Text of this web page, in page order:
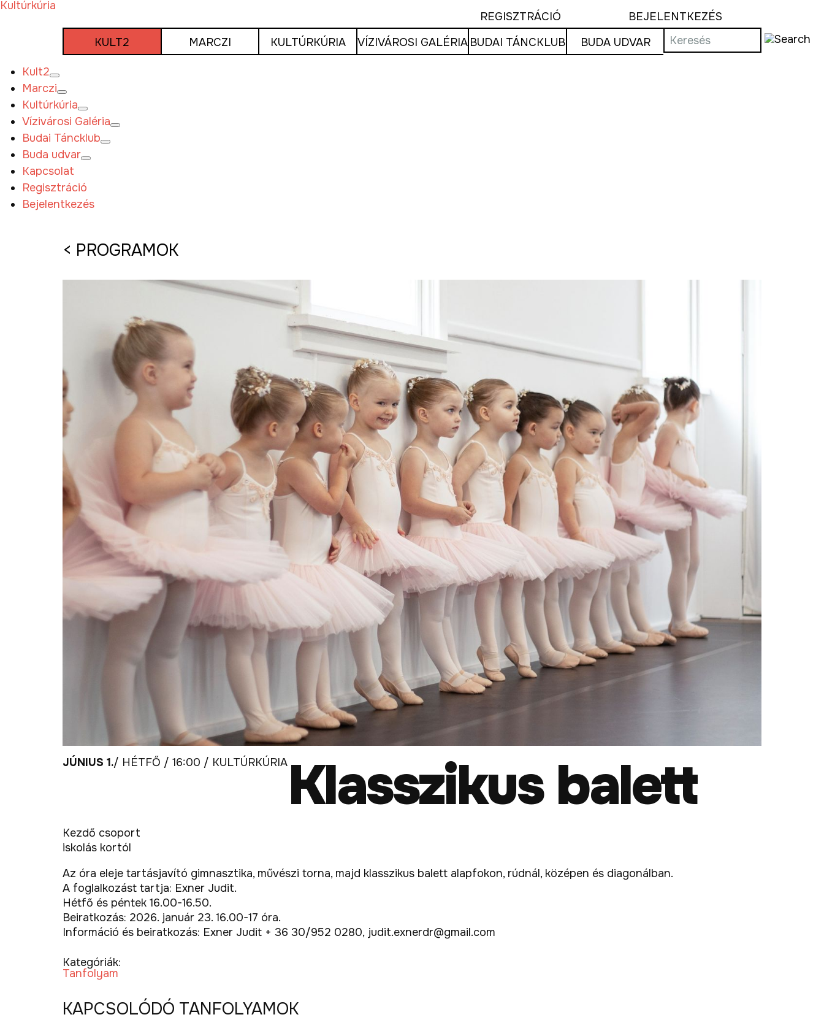
Tovább
Kultúrkúria
REGISZTRÁCIÓ
BEJELENTKEZÉS
KULT2
MARCZI KULTÚRKÚRIA VÍZIVÁROSI GALÉRIA BUDAI TÁNCKLUB BUDA UDVAR
Kult2
Marczi
Kultúrkúria
Vízivárosi Galéria
Budai Táncklub
Buda udvar
Kapcsolat
Regisztráció
Bejelentkezés
< PROGRAMOK
JÚNIUS 1./ HÉTFŐ / 16:00 / KULTÚRKÚRIA Klasszikus balett
Kezdő csoport
iskolás kortól
Az óra eleje tartásjavító gimnasztika, művészi torna, majd klasszikus balett alapfokon, rúdnál, középen és diagonálban.
A foglalkozást tartja: Exner Judit.
Hétfő és péntek 16.00-16.50.
Beiratkozás: 2026. január 23. 16.00-17 óra.
Információ és beiratkozás: Exner Judit + 36 30/952 0280, judit.exnerdr@gmail.com
Kategóriák:
Tanfolyam
KAPCSOLÓDÓ TANFOLYAMOK